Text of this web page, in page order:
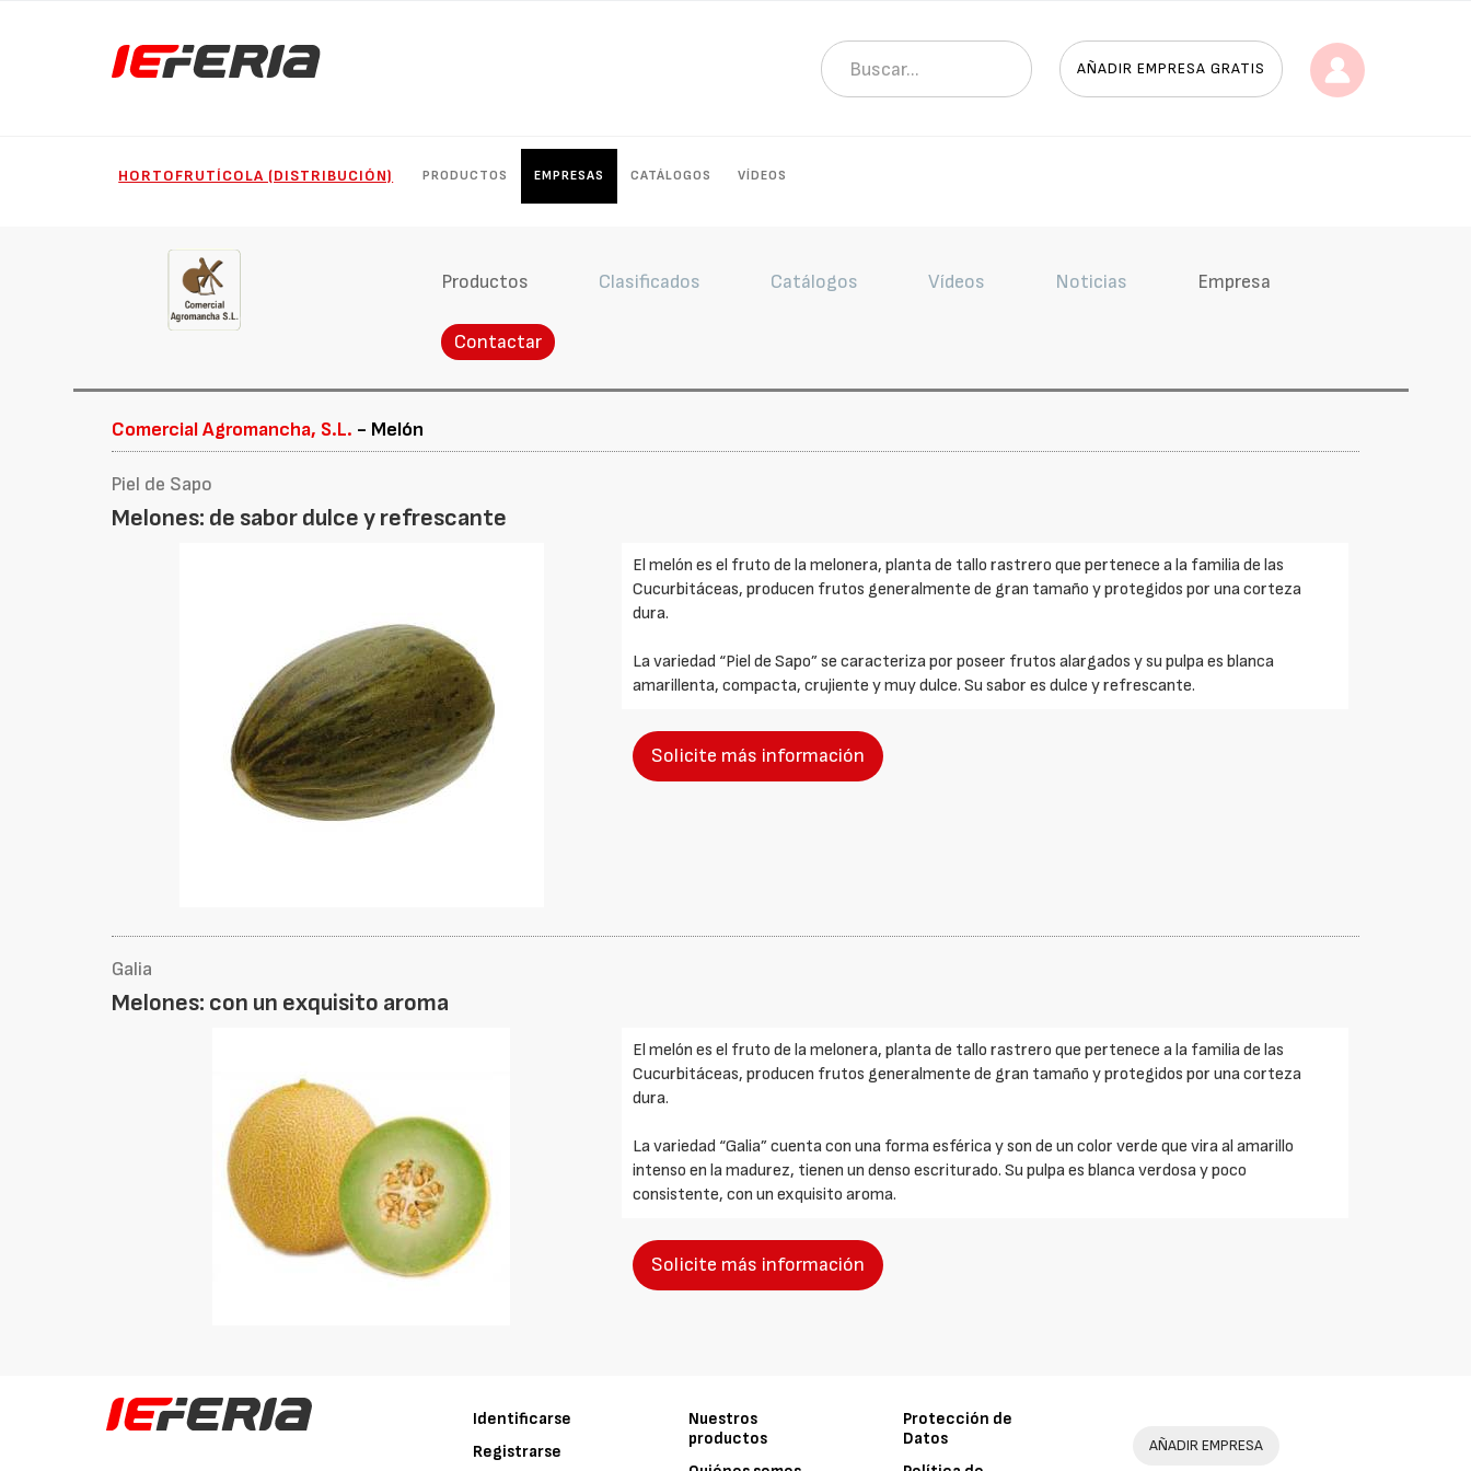
AÑADIR EMPRESA GRATIS
HORTOFRUTÍCOLA (DISTRIBUCIÓN) PRODUCTOS EMPRESAS CATÁLOGOS VÍDEOS
Productos Clasificados Catálogos Vídeos Noticias Empresa
Contactar
Comercial Agromancha, S.L. - Melón
Piel de Sapo
Melones: de sabor dulce y refrescante
El melón es el fruto de la melonera, planta de tallo rastrero que pertenece a la familia de las
Cucurbitáceas, producen frutos generalmente de gran tamaño y protegidos por una corteza
dura.
La variedad “Piel de Sapo” se caracteriza por poseer frutos alargados y su pulpa es blanca
amarillenta, compacta, crujiente y muy dulce. Su sabor es dulce y refrescante.
Solicite más información
Galia
Melones: con un exquisito aroma
El melón es el fruto de la melonera, planta de tallo rastrero que pertenece a la familia de las
Cucurbitáceas, producen frutos generalmente de gran tamaño y protegidos por una corteza
dura.
La variedad “Galia” cuenta con una forma esférica y son de un color verde que vira al amarillo
intenso en la madurez, tienen un denso escriturado. Su pulpa es blanca verdosa y poco
consistente, con un exquisito aroma.
Solicite más información
Identificarse
Registrarse
Nuestros
productos
Protección de
Datos
AÑADIR EMPRESA